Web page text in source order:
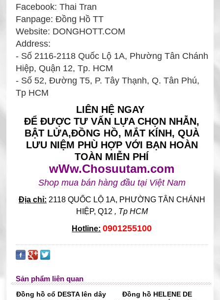
Facebook: Thai Tran
Fanpage: Đồng Hồ TT
Website: DONGHOTT.COM
Address:
- Số 2116-2118 Quốc Lộ 1A, Phường Tân Chánh
Hiệp, Quận 12, Tp. HCM
- Số 52, Đường T5, P. Tây Thạnh, Q. Tân Phú,
Tp HCM
LIÊN HỆ NGAY
ĐỂ ĐƯỢC TƯ VẤN LỰA CHỌN NHẪN,
BẬT LỬA,ĐỒNG HỒ, MẮT KÍNH, QUÀ
LƯU NIỆM PHÙ HỢP VỚI BẠN HOÀN
TOÀN MIỄN PHÍ
wWw.Chosuutam.com
Shop mua bán hàng đầu tại Việt Nam
Địa chỉ: 2118 QUỐC LỘ 1A, PHƯỜNG TÂN CHÁNH
HIỆP, Q12 , Tp HCM
Hotline: 0901255100
Sản phẩm liên quan
Đồng hồ cổ DESTA lên dây
Đồng hồ HELENE DE